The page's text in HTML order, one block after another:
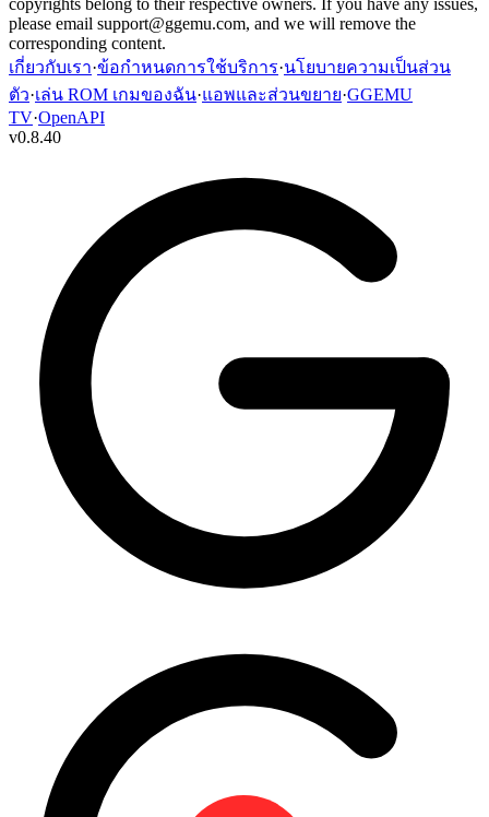
copyrights belong to their respective owners. If you have any issues,
please email support@ggemu.com, and we will remove the
corresponding content.
เกี่ยวกับเรา·ข้อกำหนดการใช้บริการ·นโยบายความเป็นส่วน
ตัว·เล่น ROM เกมของฉัน·แอพและส่วนขยาย·GGEMU
TV·OpenAPI
v0.8.40